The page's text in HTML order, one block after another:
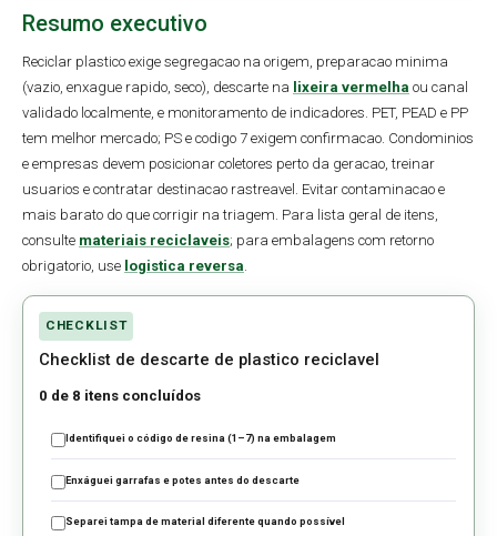
Resumo executivo
Reciclar plastico exige segregacao na origem, preparacao minima
(vazio, enxague rapido, seco), descarte na lixeira vermelha ou canal
validado localmente, e monitoramento de indicadores. PET, PEAD e PP
tem melhor mercado; PS e codigo 7 exigem confirmacao. Condominios
e empresas devem posicionar coletores perto da geracao, treinar
usuarios e contratar destinacao rastreavel. Evitar contaminacao e
mais barato do que corrigir na triagem. Para lista geral de itens,
consulte materiais reciclaveis; para embalagens com retorno
obrigatorio, use logistica reversa
CHECKLIST
Checklist de descarte de plastico reciclavel
0 de 8 itens concluídos
Identifiquei o código de resina (1–7) na embalagem
Enxáguei garrafas e potes antes do descarte
Separei tampa de material diferente quando possível